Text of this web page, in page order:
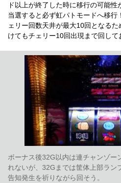
ド以上が終了した時に移行の可能
当選すると必ず虹パトモードへ移行
ェリー回数天井が最大10回となる
けてもチェリー10回出現まで回して
ボーナス後32G以内は連チャンゾー
れないが、32Gまでは筐体上部ラン
告知発生を祈りながら回そう。